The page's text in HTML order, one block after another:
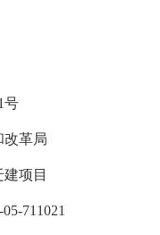
号
革局
项目
711021